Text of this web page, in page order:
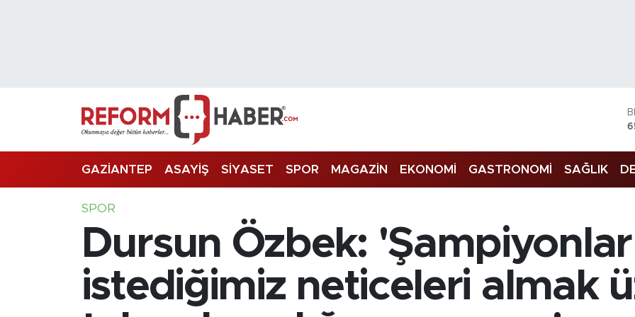
GAZİANTEP ASAYİŞ SİYASET SPOR MAGAZİN EKONOMİ GASTRONOMİ SAĞLIK
SPOR
Dursun Özbek:
istediğimiz neticeleri almak
Trafik Durumu
Süper Lig Puan Durumu ve Fikstür
Son Dakika Haberleri
Haber Arşivi